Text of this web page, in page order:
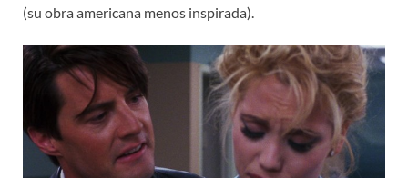
(su obra americana menos inspirada).